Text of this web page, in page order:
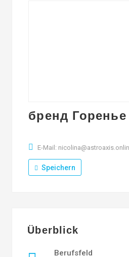
бренд Горенье
E-Mail:
Speichern
Überblick
Berufsfeld